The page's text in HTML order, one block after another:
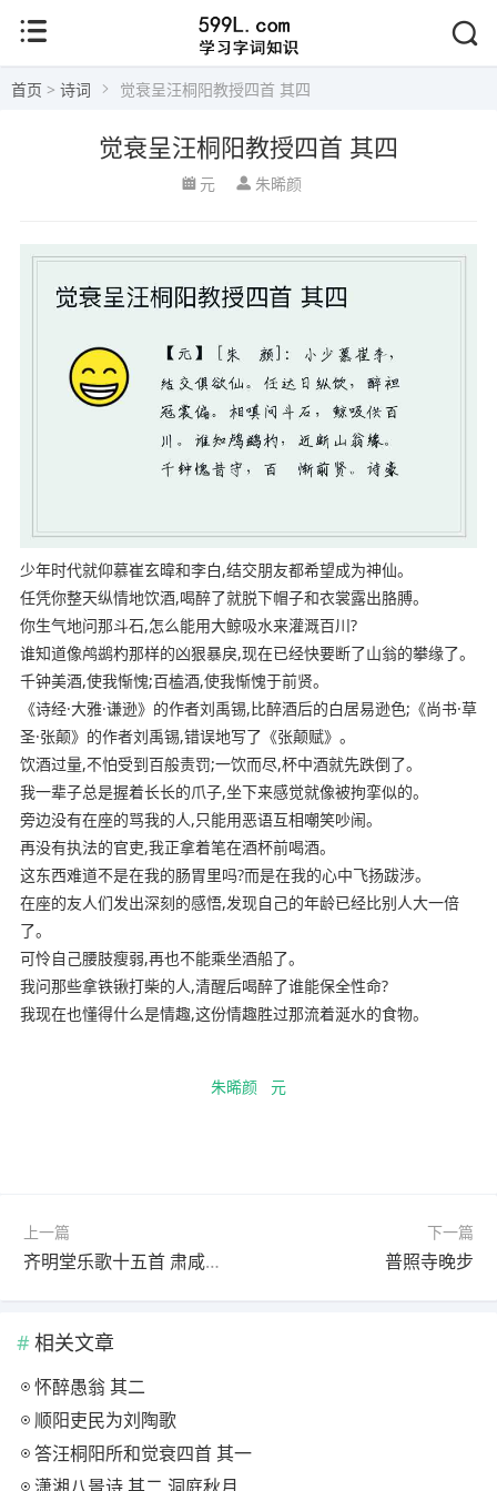
首页 > 诗词 觉衰呈汪桐阳教授四首 其四
觉衰呈汪桐阳教授四首 其四
元 朱晞颜
少年时代就仰慕崔玄暐和李白,结交朋友都希望成为神仙。
任凭你整天纵情地饮酒,喝醉了就脱下帽子和衣裳露出胳膊。
你生气地问那斗石,怎么能用大鲸吸水来灌溉百川?
谁知道像鸬鹚杓那样的凶狠暴戾,现在已经快要断了山翁的攀缘了。
千钟美酒,使我惭愧;百榼酒,使我惭愧于前贤。
《诗经·大雅·谦逊》的作者刘禹锡,比醉酒后的白居易逊色;《尚书·草
圣·张颠》的作者刘禹锡,错误地写了《张颠赋》。
饮酒过量,不怕受到百般责罚;一饮而尽,杯中酒就先跌倒了。
我一辈子总是握着长长的爪子,坐下来感觉就像被拘挛似的。
旁边没有在座的骂我的人,只能用恶语互相嘲笑吵闹。
再没有执法的官吏,我正拿着笔在酒杯前喝酒。
这东西难道不是在我的肠胃里吗?而是在我的心中飞扬跋涉。
在座的友人们发出深刻的感悟,发现自己的年龄已经比别人大一倍
了。
可怜自己腰肢瘦弱,再也不能乘坐酒船了。
我问那些拿铁锹打柴的人,清醒后喝醉了谁能保全性命?
我现在也懂得什么是情趣,这份情趣胜过那流着涎水的食物。
朱晞颜 元
上一篇
齐明堂乐歌十五首 肃咸乐谢超宗
下一篇
普照寺晚步
相关文章
怀醉愚翁 其二
顺阳吏民为刘陶歌
答汪桐阳所和觉衰四首 其一
潇湘八景诗 其二 洞庭秋月